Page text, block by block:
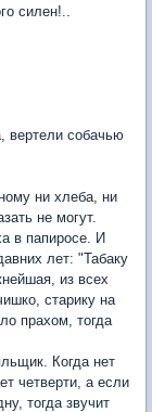
силен!..
вертели собачью
ни хлеба, ни
не могут.
в папиросе. И
лет: "Табаку
из всех
старику на
прахом, тогда
Когда нет
четверти, а если
тогда звучит